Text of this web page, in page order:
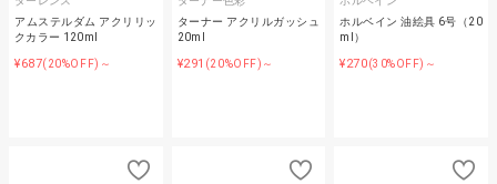
アムステルダム アクリリッ
クカラー 120ml
¥687(20%OFF)～
ターナー アクリルガッシュ
20ml
¥291 (20%OFF)～
ホルベイン 油絵具 6号（20
ml）
¥270(30%OFF)～